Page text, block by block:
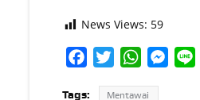
News Views: 59
FacebookTwitterWhatsApp
Tags: Mentawai